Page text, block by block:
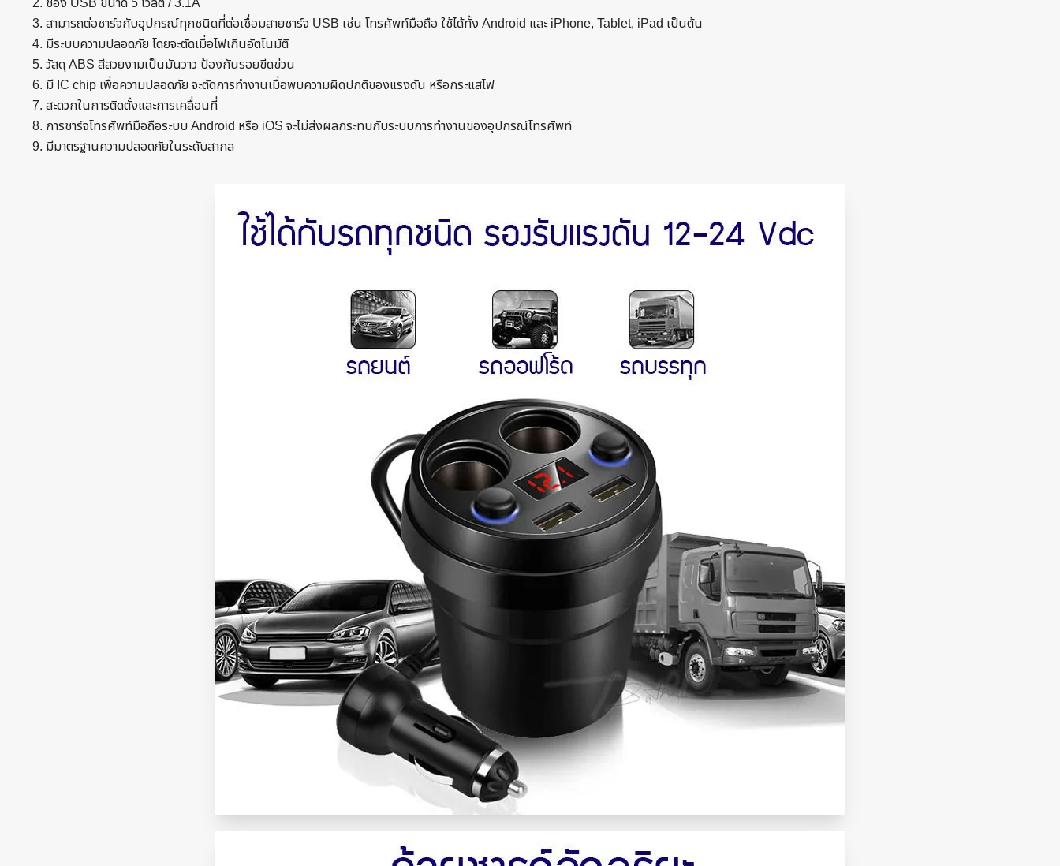
สามารถต่อชาร์จกับอุปกรณ์ทุกชนิดที่ต่อเชื่อมสายชาร์จ USB เช่น โทรศัพท์มือถือ ใช้ได้ทั้ง Android และ iPhone, Tablet, iPad เป็นต้น
มีระบบความปลอดภัย โดยจะตัดเมื่อไฟเกินอัตโนมัติ
วัสดุ ABS สีสวยงามเป็นมันวาว ป้องกันรอยขีดข่วน
มี IC chip เพื่อความปลอดภัย จะตัดการทำงานเมื่อพบความผิดปกติของแรงดัน หรือกระแสไฟ
สะดวกในการติดตั้งและการเคลื่อนที่
การชาร์จโทรศัพท์มือถือระบบ Android หรือ iOS จะไม่ส่งผลกระทบกับระบบการทำงานของอุปกรณ์โทรศัพท์
มีมาตรฐานความปลอดภัยในระดับสากล